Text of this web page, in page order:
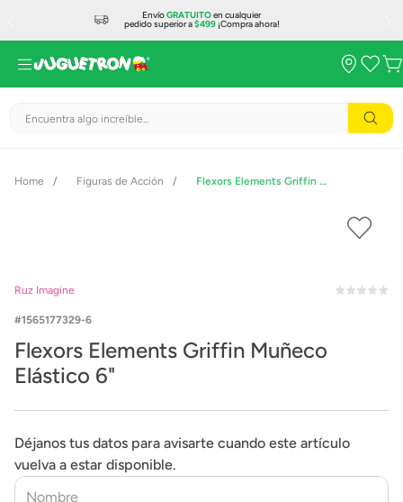
EnvíoGRATUITOen cualquier
pedido superior a$499¡Compra ahora!
Encuentra algo increíble...
Figuras de Acción Flexors Elements Griffin Muñeco Elástico 6"
Ruz Imagine
1565177329-6
Flexors Elements Griffin Muñeco
Elástico 6"
Déjanos tus datos para avisarte cuando este artículo
vuelva a estar disponible.